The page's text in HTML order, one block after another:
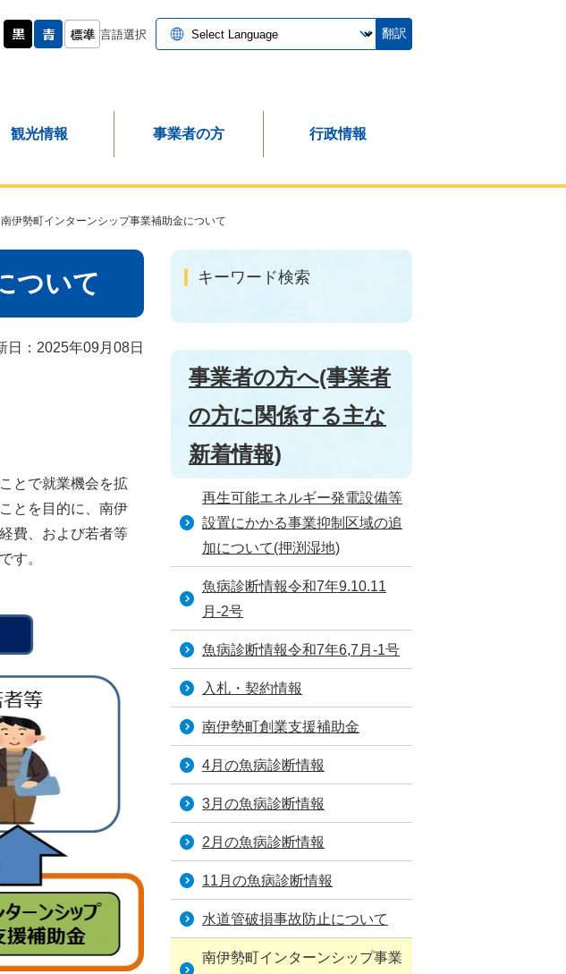
言語選択 翻訳
観光情報 事業者の方 行政情報
南伊勢町インターンシップ事業補助金について
ついて
日：2025年09月08日
とで就業機会を拡
とを目的に、南伊
費、および若者等
す。
キーワード検索
事業者の方へ(事業者
の方に関係する主な
新着情報)
再生可能エネルギー発電設備等
設置にかかる事業抑制区域の追
加について(押渕湿地)
魚病診断情報令和7年9.10.11
月‐2号
魚病診断情報令和7年6,7月‐1号
入札・契約情報
南伊勢町創業支援補助金
4月の魚病診断情報
3月の魚病診断情報
2月の魚病診断情報
11月の魚病診断情報
水道管破損事故防止について
南伊勢町インターンシップ事業